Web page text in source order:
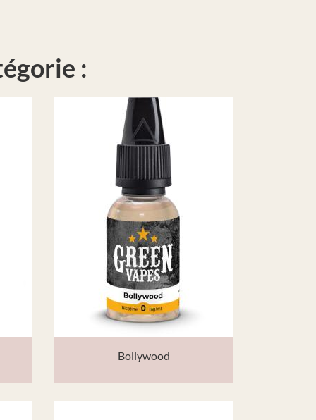
:
Bollywood